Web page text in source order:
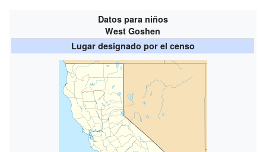
Datos para niños
West Goshen
Lugar designado por el censo